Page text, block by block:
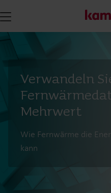
Verwandeln
Mehrwert
Wie Fernwärme die
kann